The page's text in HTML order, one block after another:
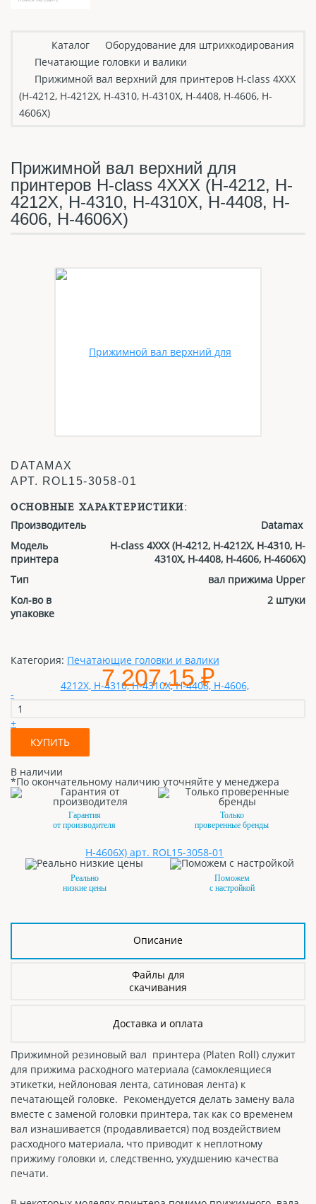
Каталог
Оборудование для штрихкодирования
Печатающие головки и валики
Прижимной вал верхний для принтеров H-class 4XXX
(H-4212, H-4212X, H-4310, H-4310X, H-4408, H-4606, H-
4606X)
Прижимной вал верхний для
принтеров H-class 4XXX (H-4212, H-
4212X, H-4310, H-4310X, H-4408, H-
4606, H-4606X)
DATAMAX
АРТ. ROL15-3058-01
ОСНОВНЫЕ ХАРАКТЕРИСТИКИ:
Производитель
Datamax
Модель
принтера
H-class 4XXX (H-4212, H-4212X, H-4310, H-
4310X, H-4408, H-4606, H-4606X)
Тип
вал прижима Upper
Кол-во в
упаковке
2 штуки
Категория: Печатающие головки и валики
7 207.15 ₽
-
+
КУПИТЬ
В наличии
*По окончательному наличию уточняйте у менеджера
Гарантия
от производителя
Только
проверенные бренды
Реально
низкие цены
Поможем
с настройкой
Описание
Файлы для
скачивания
Доставка и оплата
Прижимной резиновый вал принтера (Platen Roll) служит
для прижима расходного материала (самоклеящиеся
этикетки, нейлоновая лента, сатиновая лента) к
печатающей головке. Рекомендуется делать замену вала
вместе с заменой головки принтера, так как со временем
вал изнашивается (продавливается) под воздействием
расходного материала, что приводит к неплотному
прижиму головки и, следственно, ухудшению качества
печати.